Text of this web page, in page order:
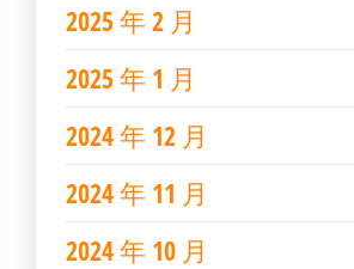
2025 年 2 月
2025 年 1 月
2024 年 12 月
2024 年 11 月
2024 年 10 月